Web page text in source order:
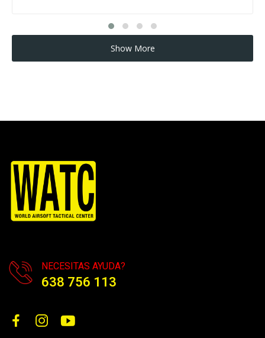
Show More
NECESITAS AYUDA?
638 756 113